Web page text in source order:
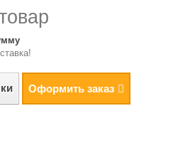
Оформить заказ